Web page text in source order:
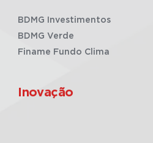
BDMG Investimentos
BDMG Verde
Finame Fundo Clima
Inovação